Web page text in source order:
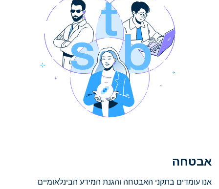
אבטחה
אנו עומדים בתקני האבטחה והגנת המידע הבינלאומיים